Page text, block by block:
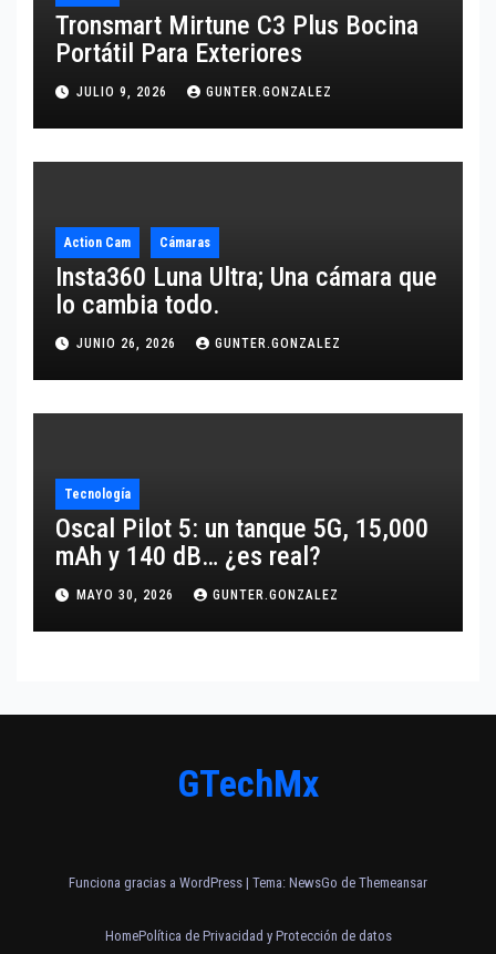
Tronsmart Mirtune C3 Plus Bocina
Portátil Para Exteriores
JULIO 9, 2026 GUNTER.GONZALEZ
Action Cam Cámaras
Insta360 Luna Ultra; Una cámara que
lo cambia todo.
JUNIO 26, 2026 GUNTER.GONZALEZ
Tecnología
Oscal Pilot 5: un tanque 5G, 15,000
mAh y 140 dB… ¿es real?
MAYO 30, 2026 GUNTER.GONZALEZ
GTechMx
Funciona gracias a WordPress | Tema: NewsGo de Themeansar
HomePolítica de Privacidad y Protección de datos